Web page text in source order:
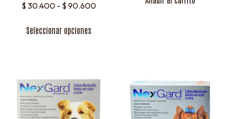
$ 30.400 - $ 90.600
Seleccionar opciones